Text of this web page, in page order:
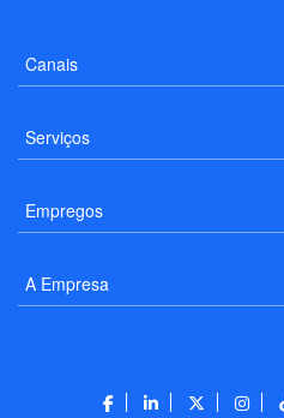
Canais
Serviços
Empregos
A Empresa